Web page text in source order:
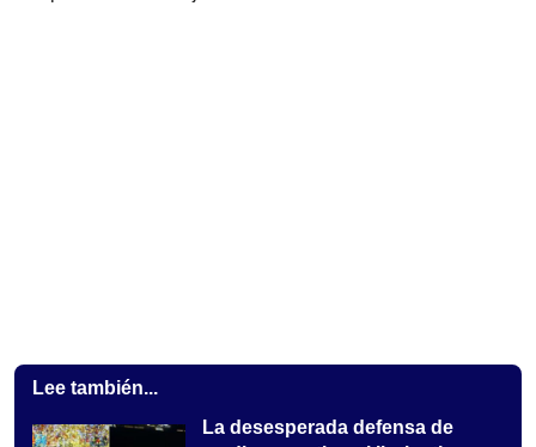
Lee también...
La desesperada defensa de